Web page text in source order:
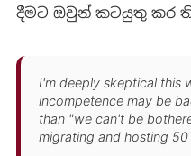
දීමට ඔවුන් කටයුතු කර
I'm deeply skeptical this
incompetence may be
than "we can't be
migrating and hosting